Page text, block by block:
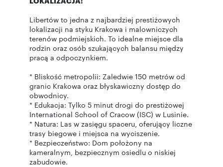
Libertów to jedna z najbardziej prestiżowych
lokalizacji na styku Krakowa i malowniczych
terenów podmiejskich. To idealne miejsce dla
rodzin oraz osób szukających balansu między
pracą a odpoczynkiem.
* Bliskość metropolii: Zaledwie 150 metrów od
granic Krakowa oraz błyskawiczny dostęp do
obwodnicy.
* Edukacja: Tylko 5 minut drogi do prestiżowej
International School of Cracow (ISC) w Lusinie.
* Natura: Las w zasięgu spaceru, oferujący liczne
trasy biegowe i miejsca na wyciszenie.
* Bezpieczeństwo: Dom położony na
kameralnym, bezpiecznym osiedlu o niskiej
zabudowie.